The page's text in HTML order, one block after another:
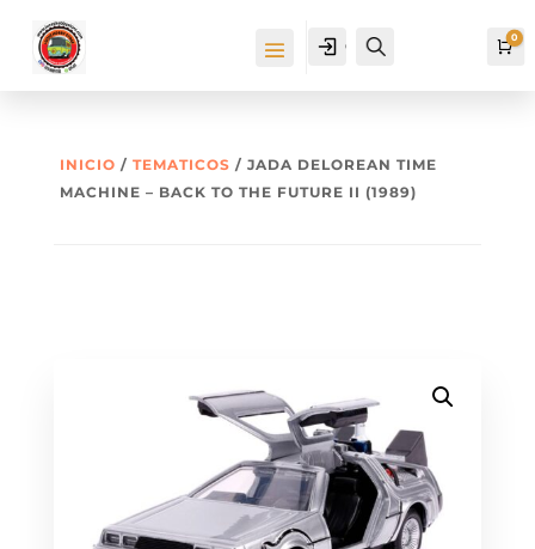
Cuenta 0
INICIO / TEMATICOS / JADA DELOREAN TIME
MACHINE – BACK TO THE FUTURE II (1989)